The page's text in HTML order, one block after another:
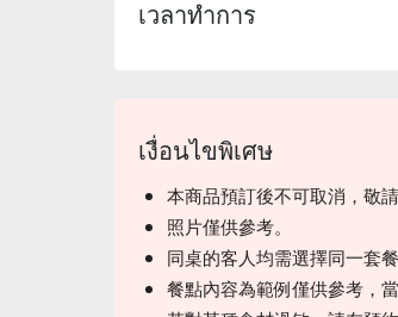
เวลาทำการ
เงื่อนไขพิเศษ
本商品預訂後不可取消，敬請
照片僅供參考。
同桌的客人均需選擇同一套
餐點內容為範例僅供參考，